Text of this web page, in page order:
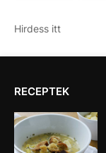
Hirdess itt
RECEPTEK